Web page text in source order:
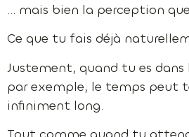
… mais bien la perception
Ce que tu fais déjà
Justement, quand tu es
par exemple, le temps peut
infiniment long.